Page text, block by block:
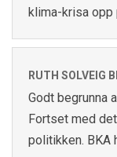
klima-krisa opp
RUTH SOLVEIG
Godt begrunna
Fortset med
politikken. BKA